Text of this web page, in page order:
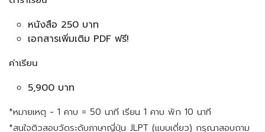
หนังสือ 250 บาท
เอกสารเพิ่มเติม PDF ฟรี!
ค่าเรียน
5,900 บาท
*หมายเหตุ - 1 คาบ = 50 นาที เรียน 1 คาบ พัก 10 นาที
*สนใจติวสอบวัดระดับภาษาญี่ปุ่น JLPT (แบบเดี่ยว) กรุณาสอบถาม